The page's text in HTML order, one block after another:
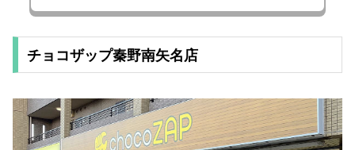
チョコザップ秦野南矢名店